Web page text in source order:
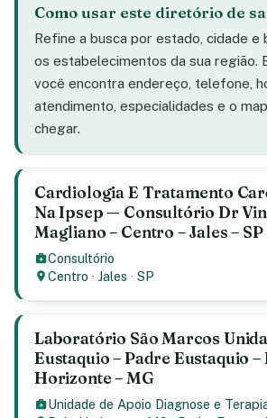
Como usar este diretório de
Refine a busca por estado, cidade e
os estabelecimentos da sua região.
você encontra endereço, telefone,
atendimento, especialidades e o
chegar.
Cardiologia E Tratamento
Na Ipsep — Consultório Dr
Magliano – Centro – Jales – SP
Consultório
Centro ·Jales ·SP
Laboratório São Marcos
Eustaquio – Padre Eustaquio –
Horizonte – MG
Unidade de Apoio Diagnose e